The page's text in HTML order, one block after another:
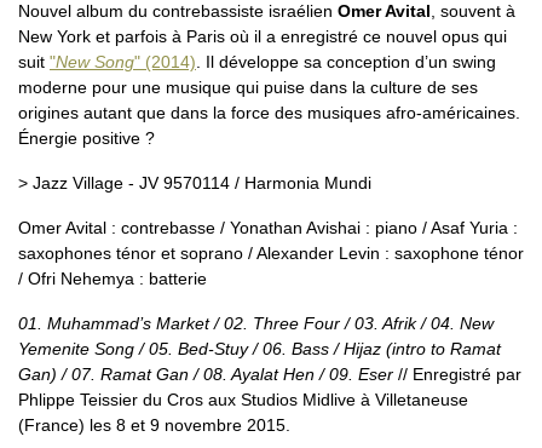
Nouvel album du contrebassiste israélien Omer Avital , souvent à
New York et parfois à Paris où il a enregistré ce nouvel opus qui
suit "New Song" (2014) . Il développe sa conception d’un swing
moderne pour une musique qui puise dans la culture de ses
origines autant que dans la force des musiques afro-américaines.
Énergie positive ?
> Jazz Village - JV 9570114 / Harmonia Mundi
Omer Avital : contrebasse / Yonathan Avishai : piano / Asaf Yuria :
saxophones ténor et soprano / Alexander Levin : saxophone ténor
/ Ofri Nehemya : batterie
01. Muhammad’s Market / 02. Three Four / 03. Afrik / 04. New
Yemenite Song / 05. Bed-Stuy / 06. Bass / Hijaz (intro to Ramat
Gan) / 07. Ramat Gan / 08. Ayalat Hen / 09. Eser // Enregistré par
Phlippe Teissier du Cros aux Studios Midlive à Villetaneuse
(France) les 8 et 9 novembre 2015.